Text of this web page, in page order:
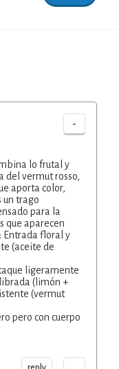
-
lo frutal y
del vermut rosso,
aporta color,
un trago
para la
que aparecen
Entrada floral y
(aceite de
ligeramente
(limón +
(vermut
pero con cuerpo